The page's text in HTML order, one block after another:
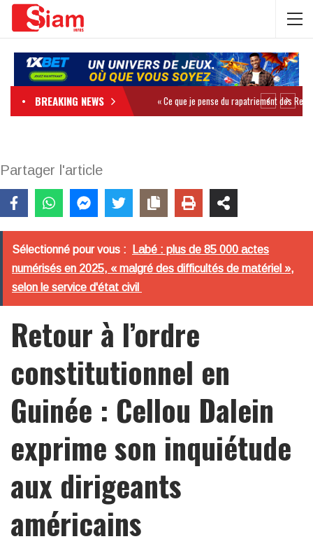
BREAKING NEWS
Partager l'article
Sélectionné pour vous :
Labé : plus de 85 000 actes
numérisés en 2025, « malgré des difficultés de matériel »,
selon le service d'état civil
Retour à l’ordre
constitutionnel en
Guinée : Cellou Dalein
exprime son inquiétude
aux dirigeants
américains